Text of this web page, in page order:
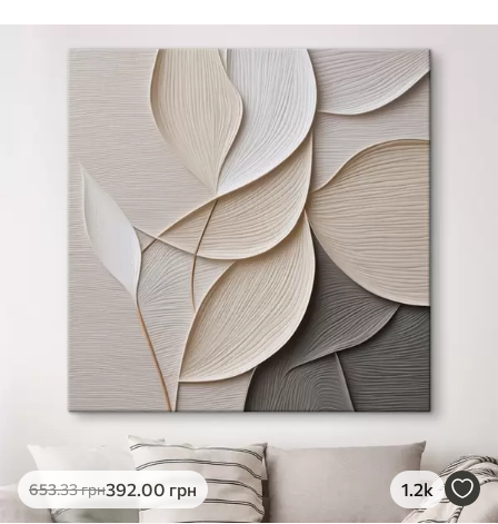
Від290.00грн
Яскраві, насичені кольори
Стійкість до вицвітання
Безпечне чорнило без запаху
Поверхня з текстурою полотна
Екологічний матеріал
Преміум
363.00
Яскраві, насичені кольори
Стійкість до вицвітання
Безпечне чорнило без запаху
Поверхня з текстурою полотна
Екологічний матеріал
Еко-Преміум
.00грн
653.33грн392.00 грн 1.2k